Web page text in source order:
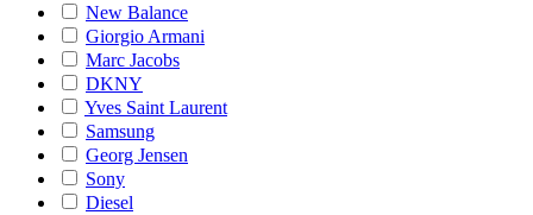
New Balance
Giorgio Armani
Marc Jacobs
DKNY
Yves Saint Laurent
Samsung
Georg Jensen
Sony
Diesel